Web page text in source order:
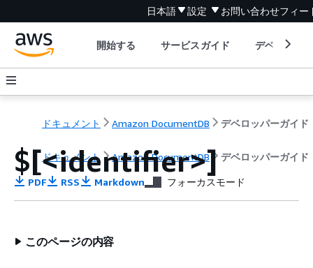
日本語 設定 お問い合わせフィー
開始する サービスガイド デベロッパ
ドキュメント Amazon DocumentDB デベロッパーガイド
ドキュメント Amazon DocumentDB デベロッパーガイド
$[<identifier>]
PDF RSS Markdown フォーカスモード
このページの内容